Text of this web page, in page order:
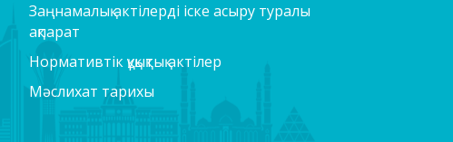
Заңнамалық актілерді іске асыру туралы
ақпарат
Нормативтік құқықтық актілер
Мәслихат тарихы